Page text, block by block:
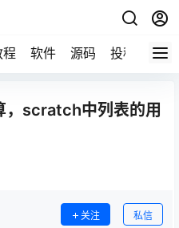
程 软件 源码 投稿 关于
scratch中列表的用
关注 私信